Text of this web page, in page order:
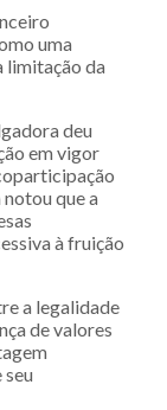
uma
limitação da
deu
em vigor
que a
à fruição
a legalidade
de valores